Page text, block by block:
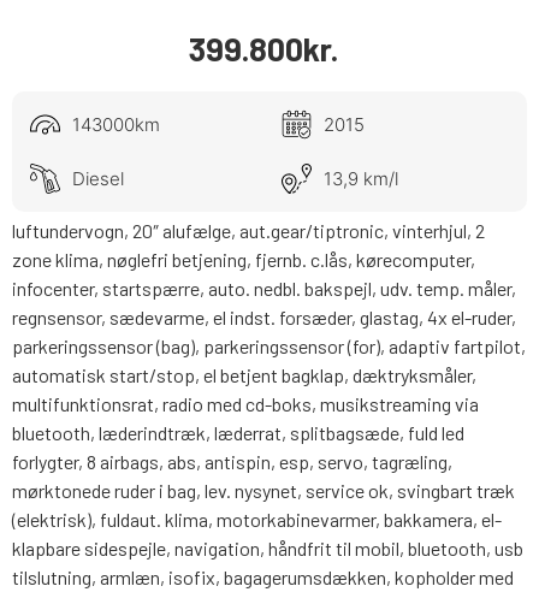
399.800kr.
143000km 2015
Diesel 13,9 km/l
luftundervogn, 20″ alufælge, aut.gear/tiptronic, vinterhjul, 2
zone klima, nøglefri betjening, fjernb. c.lås, kørecomputer,
infocenter, startspærre, auto. nedbl. bakspejl, udv. temp. måler,
regnsensor, sædevarme, el indst. forsæder, glastag, 4x el-ruder,
parkeringssensor (bag), parkeringssensor (for), adaptiv fartpilot,
automatisk start/stop, el betjent bagklap, dæktryksmåler,
multifunktionsrat, radio med cd-boks, musikstreaming via
bluetooth, læderindtræk, læderrat, splitbagsæde, fuld led
forlygter, 8 airbags, abs, antispin, esp, servo, tagræling,
mørktonede ruder i bag, lev. nysynet, service ok, svingbart træk
(elektrisk), fuldaut. klima, motorkabinevarmer, bakkamera, el-
klapbare sidespejle, navigation, håndfrit til mobil, bluetooth, usb
tilslutning, armlæn, isofix, bagagerumsdækken, kopholder med